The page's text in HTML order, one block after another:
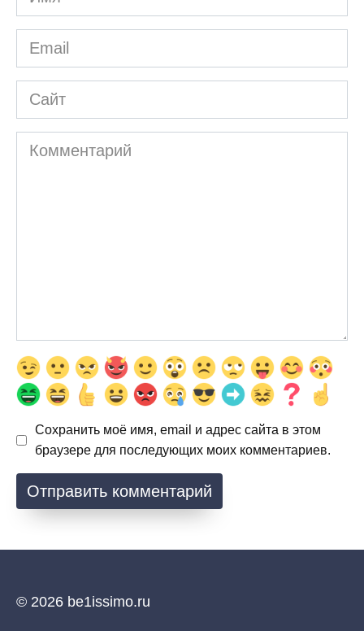
*
Email
*
Сайт
Комментарий
Сохранить моё имя, email и адрес сайта в этом
браузере для последующих моих комментариев.
© 2026 be1issimo.ru